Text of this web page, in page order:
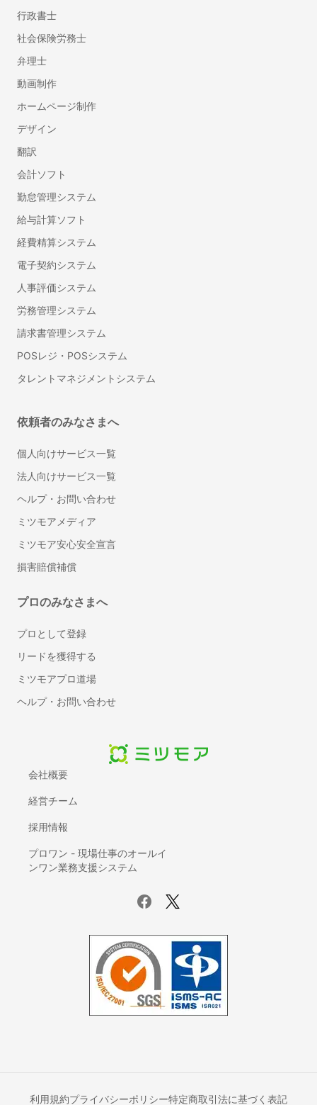
360度評価・多面評価システム
採用代行・採用アウトソーシング(RPO)
人材紹介サービス(中途採用)
顧問紹介サービス
ダイレクトリクルーティング(中途採用)
採用コンサルティング
プログラミング研修
管理職研修
法人向け英語研修
産業医紹介サービス
フリーランスマネジメントシステム
LMS（学習管理システム）
総務・法務
Web会議ツール
ビジネスチャット
グループウェア
社内SNS
受付システム
文書管理システム
MDM(モバイル端末管理)
ビジネスフォン
VPNサービス
標的型攻撃対策ツール
スケジュール管理ツール
メモツール
会議室予約システム
レンタルサーバー
入退室管理システム
契約書管理システム
AI-OCR
座席管理システム
議事録自動作成ツール
ホスティングサービス
UTM(統合脅威管理)
データバックアップ製品
ファイル転送サービス
Iaas(Infrastructure as a Service)
車両管理システム
会社概要
経営チーム
採用情報
プロワン - 現場仕事のオールイ
ンワン業務支援システム
行政書士
社会保険労務士
弁理士
動画制作
ホームページ制作
デザイン
翻訳
会計ソフト
勤怠管理システム
給与計算ソフト
経費精算システム
電子契約システム
人事評価システム
労務管理システム
請求書管理システム
POSレジ・POSシステム
タレントマネジメントシステム
依頼者のみなさまへ
個人向けサービス一覧
法人向けサービス一覧
ヘルプ・お問い合わせ
ミツモアメディア
ミツモア安心安全宣言
損害賠償補償
プロのみなさまへ
プロとして登録
リードを獲得する
ミツモアプロ道場
ヘルプ・お問い合わせ
利用規約プライバシーポリシー特定商取引法に基づく表記